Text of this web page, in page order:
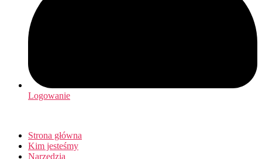
Logowanie
Strona główna
Kim jesteśmy
Narzędzia